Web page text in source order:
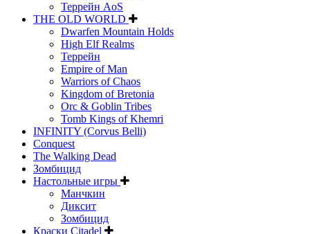
Террейн AoS
THE OLD WORLD
Dwarfen Mountain Holds
High Elf Realms
Террейн
Empire of Man
Warriors of Chaos
Kingdom of Bretonia
Orc & Goblin Tribes
Tomb Kings of Khemri
INFINITY (Corvus Belli)
Conquest
The Walking Dead
Зомбицид
Настольные игры
Манчкин
Диксит
Зомбицид
Краски Citadel